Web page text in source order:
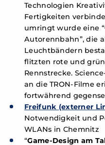
Technologien
Fertigkeiten
umringt wurde eine
Autorennbahn”, die
Leuchtbändern
flitzten rote und
Rennstrecke.
an die TRON-Filme
fortwährend
Freifunk (externer
Notwendigkeit und
WLANs in Chemnitz
“Game-Design am